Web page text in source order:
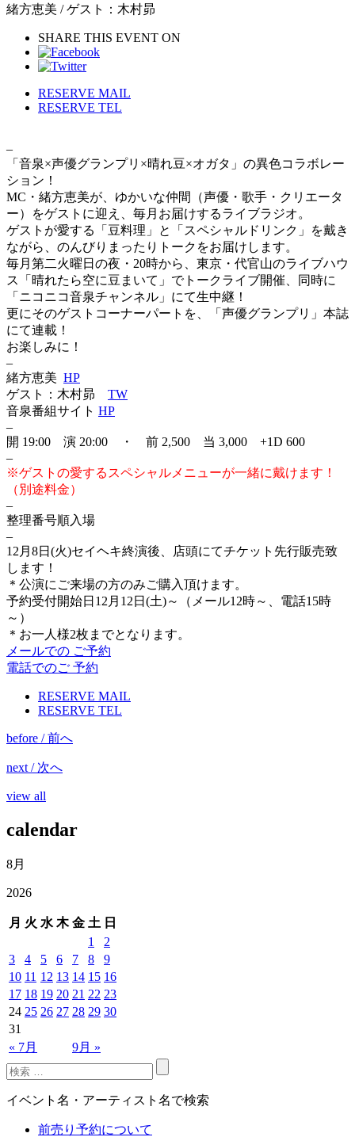
緒方恵美 / ゲスト：木村昴
SHARE THIS EVENT ON
RESERVE MAIL
RESERVE TEL
–
「音泉×声優グランプリ×晴れ豆×オガタ」の異色コラボレー
ション！
MC・緒方恵美が、ゆかいな仲間（声優・歌手・クリエータ
ー）をゲストに迎え、毎月お届けするライブラジオ。
ゲストが愛する「豆料理」と「スペシャルドリンク」を戴き
ながら、のんびりまったりトークをお届けします。
毎月第二火曜日の夜・20時から、東京・代官山のライブハウ
ス「晴れたら空に豆まいて」でトークライブ開催、同時に
「ニコニコ音泉チャンネル」にて生中継！
更にそのゲストコーナーパートを、「声優グランプリ」本誌
にて連載！
お楽しみに！
–
緒方恵美 HP
ゲスト：木村昴 TW
音泉番組サイト HP
–
開 19:00 演 20:00 ・ 前 2,500 当 3,000 +1D 600
–
※ゲストの愛するスペシャルメニューが一緒に戴けます！
（別途料金）
–
整理番号順入場
–
12月8日(火)セイヘキ終演後、店頭にてチケット先行販売致
します！
＊公演にご来場の方のみご購入頂けます。
予約受付開始日12月12日(土)～（メール12時～、電話15時
～）
＊お一人様2枚までとなります。
メールでの ご予約
電話でのご 予約
RESERVE MAIL
RESERVE TEL
before / 前へ
next / 次へ
view all
calendar
8月
2026
月 火 水 木 金 土 日
« 7月 9月 »
1
2
3
4 5 6 7 8
9
10 11 12 13 14 15 16
17 18 19 20 21 22 23
24 25 26 27 28 29 30
31
イベント名・アーティスト名で検索
前売り予約について